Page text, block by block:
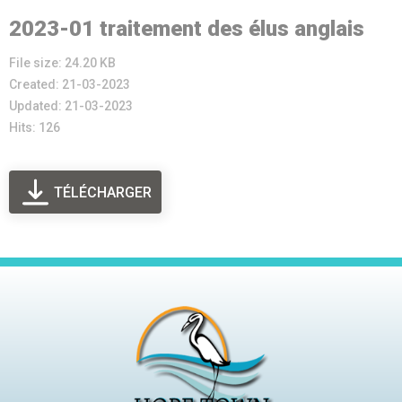
2023-01 traitement des élus anglais
File size: 24.20 KB
Created: 21-03-2023
Updated: 21-03-2023
Hits: 126
TÉLÉCHARGER